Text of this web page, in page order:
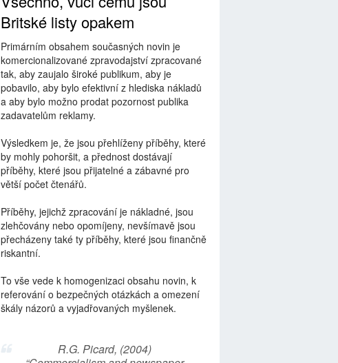
Britské listy opakem
Primárním obsahem současných novin je
komercionalizované zpravodajství zpracované
tak, aby zaujalo široké publikum, aby je
pobavilo, aby bylo efektivní z hlediska nákladů
a aby bylo možno prodat pozornost publika
zadavatelům reklamy.
Výsledkem je, že jsou přehlíženy příběhy, které
by mohly pohoršit, a přednost dostávají
příběhy, které jsou přijatelné a zábavné pro
větší počet čtenářů.
Příběhy, jejichž zpracování je nákladné, jsou
zlehčovány nebo opomíjeny, nevšímavě jsou
přecházeny také ty příběhy, které jsou finančně
riskantní.
To vše vede k homogenizaci obsahu novin, k
referování o bezpečných otázkách a omezení
škály názorů a vyjadřovaných myšlenek.
R.G. Picard, (2004)